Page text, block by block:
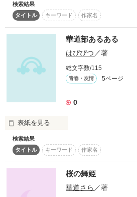
ぜひ見てみて下さい。
作品を読む
検索結果
タイトル
キーワード 作家名
華道部あるある
はぴぴつ ／著
総文字数/115
青春・友情 5ページ
0
表紙を見る
未編集
作品を読む
検索結果
タイトル
キーワード 作家名
桜の舞姫
華道さら ／著